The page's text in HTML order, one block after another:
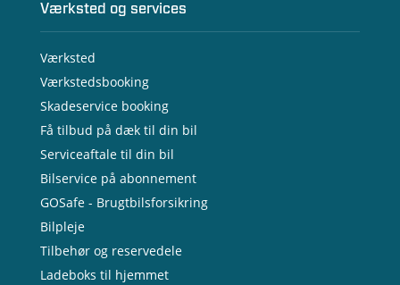
Værksted og services
Værksted
Værkstedsbooking
Skadeservice booking
Få tilbud på dæk til din bil
Serviceaftale til din bil
Bilservice på abonnement
GOSafe - Brugtbilsforsikring
Bilpleje
Tilbehør og reservedele
Ladeboks til hjemmet